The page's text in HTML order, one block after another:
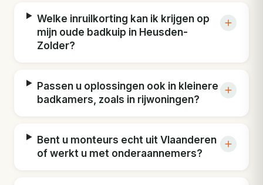
Welke inruilkorting kan ik krijgen op
mijn oude badkuip in Heusden-
Zolder?
Passen u oplossingen ook in kleinere
badkamers, zoals in rijwoningen?
Bent u monteurs echt uit Vlaanderen
of werkt u met onderaannemers?